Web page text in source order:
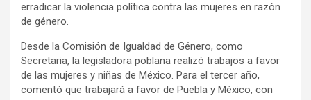
erradicar la violencia política contra las mujeres en razón
de género.
Desde la Comisión de Igualdad de Género, como
Secretaria, la legisladora poblana realizó trabajos a favor
de las mujeres y niñas de México. Para el tercer año,
comentó que trabajará a favor de Puebla y México, con